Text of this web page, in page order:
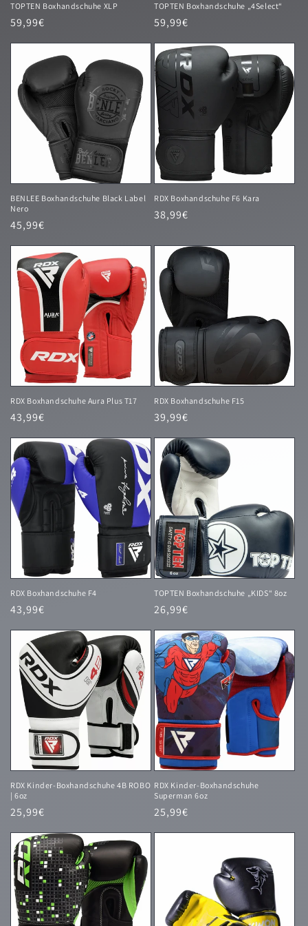
TOPTEN Boxhandschuhe XLP
Normaler
59,99€
TOPTEN Boxhandschuhe „4Select“
Normaler
59,99€
BENLEE Boxhandschuhe Black Label
Nero
Normaler
45,99€
RDX Boxhandschuhe F6 Kara
Normaler
38,99€
RDX Boxhandschuhe Aura Plus T17
Normaler
43,99€
RDX Boxhandschuhe F15
Normaler
39,99€
RDX Boxhandschuhe F4
Normaler
43,99€
TOPTEN Boxhandschuhe „KIDS“ 8oz
Normaler
26,99€
RDX Kinder-Boxhandschuhe 4B ROBO
| 6oz
Normaler
25,99€
RDX Kinder-Boxhandschuhe
Superman 6oz
Normaler
25,99€